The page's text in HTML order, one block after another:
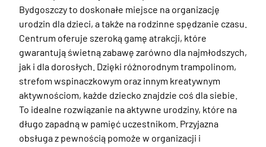
Bydgoszczy to doskonałe miejsce na organizację
urodzin dla dzieci, a także na rodzinne spędzanie czasu.
Centrum oferuje szeroką gamę atrakcji, które
gwarantują świetną zabawę zarówno dla najmłodszych,
jak i dla dorosłych. Dzięki różnorodnym trampolinom,
strefom wspinaczkowym oraz innym kreatywnym
aktywnościom, każde dziecko znajdzie coś dla siebie.
To idealne rozwiązanie na aktywne urodziny, które na
długo zapadną w pamięć uczestnikom. Przyjazna
obsługa z pewnością pomoże w organizacji i